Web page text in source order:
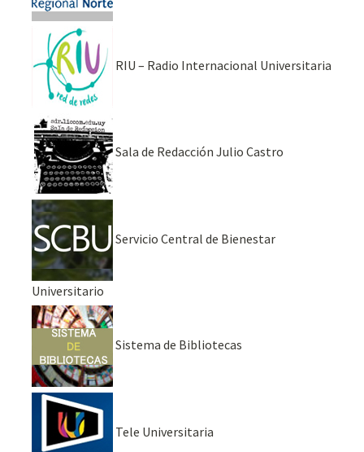
RIU – Radio Internacional Universitaria
Sala de Redacción Julio Castro
Servicio Central de Bienestar
Universitario
Sistema de Bibliotecas
Tele Universitaria